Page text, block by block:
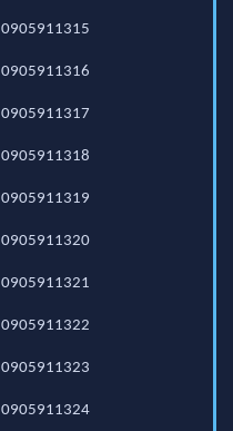
0905911315
0905911316
0905911317
0905911318
0905911319
0905911320
0905911321
0905911322
0905911323
0905911324